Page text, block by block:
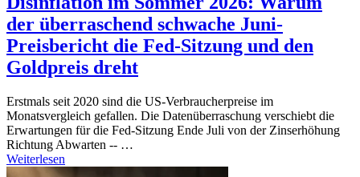
der überraschend schwache Juni-
Preisbericht die Fed-Sitzung und den
Goldpreis dreht
Erstmals seit 2020 sind die US-Verbraucherpreise im
Monatsvergleich gefallen. Die Datenüberraschung verschiebt die
Erwartungen für die Fed-Sitzung Ende Juli von der Zinserhöhung
Richtung Abwarten -- …
Weiterlesen